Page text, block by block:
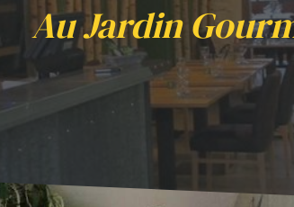
Au Jardin